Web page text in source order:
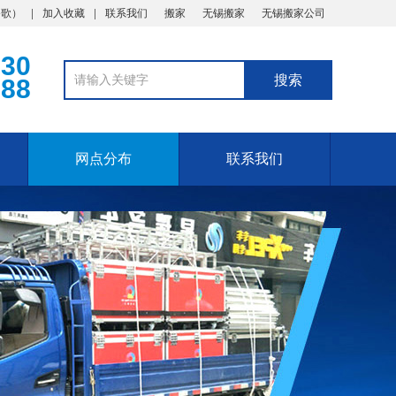
） 加入收藏 联系我们 搬家 无锡搬家 无锡搬家公司
网点分布 联系我们